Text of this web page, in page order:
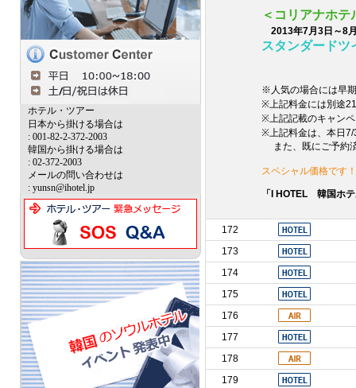
ホテル・ツアー
日本から掛ける場合は
: 001-82-2-372-2003
韓国から掛ける場合は
: 02-372-2003
メールの問い合わせは
: yunsn@ihotel.jp
＜コリアナホテ
2013年7月3 日～8
スタンダー
※人気の場合には早
※上記料金には別途
※上記記載のキャン
※上記料金は、本日7/
また、既にご予約
スペシャル価格です
「I HOTEL 韓国ホ
172
173
174
175
176
177
178
179